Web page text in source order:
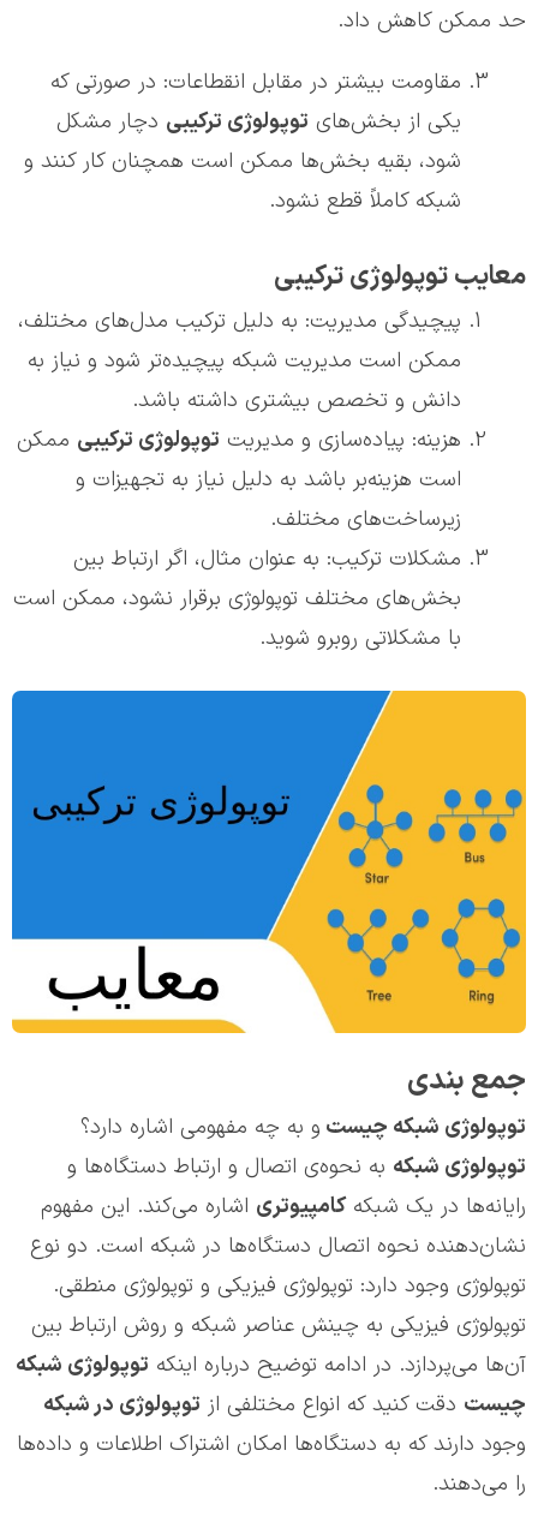
حد ممکن کاهش داد.
مقاومت بیشتر در مقابل انقطاعات: در صورتی که
یکی از بخش‌های توپولوژی ترکیبی دچار مشکل
شود، بقیه بخش‌ها ممکن است همچنان کار کنند و
شبکه کاملاً قطع نشود.
معایب توپولوژی ترکیبی
پیچیدگی مدیریت: به دلیل ترکیب مدل‌های مختلف،
ممکن است مدیریت شبکه پیچیده‌تر شود و نیاز به
دانش و تخصص بیشتری داشته باشد.
هزینه: پیاده‌سازی و مدیریت توپولوژی ترکیبی ممکن
است هزینه‌بر باشد به دلیل نیاز به تجهیزات و
زیرساخت‌های مختلف.
مشکلات ترکیب: به عنوان مثال، اگر ارتباط بین
بخش‌های مختلف توپولوژی برقرار نشود، ممکن است
با مشکلاتی روبرو شوید.
جمع بندی
توپولوژی شبکه چیست و به چه مفهومی اشاره دارد؟
توپولوژی شبکه به نحوه‌ی اتصال و ارتباط دستگاه‌ها و
رایانه‌ها در یک شبکهکامپیوتری اشاره می‌کند. این مفهوم
نشان‌دهنده‌ نحوه‌ اتصال دستگاه‌ها در شبکه است. دو نوع
توپولوژی وجود دارد: توپولوژی فیزیکی و توپولوژی منطقی.
توپولوژی فیزیکی به چینش عناصر شبکه و روش ارتباط بین
آن‌ها می‌پردازد. در ادامه توضیح درباره اینکه توپولوژی شبکه
چیست دقت کنید که انواع مختلفی از توپولوژی در شبکه‌
وجود دارند که به دستگاه‌ها امکان اشتراک اطلاعات و داده‌ها
را می‌دهند.